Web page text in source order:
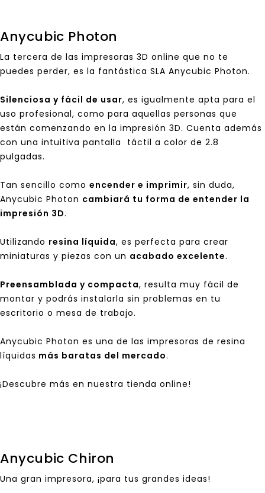
Anycubic Photon
La tercera de las impresoras 3D online que no te
puedes perder, es la fantástica SLA Anycubic Photon.
Silenciosa y fácil de usar, es igualmente apta para el
uso profesional, como para aquellas personas que
están comenzando en la impresión 3D. Cuenta además
con una intuitiva pantalla táctil a color de 2.8
pulgadas.
Tan sencillo como encender e imprimir, sin duda,
Anycubic Photon cambiará tu forma de entender la
impresión 3D.
Utilizando resina líquida, es perfecta para crear
miniaturas y piezas con un acabado excelente.
Preensamblada y compacta, resulta muy fácil de
montar y podrás instalarla sin problemas en tu
escritorio o mesa de trabajo.
Anycubic Photon es una de las impresoras de resina
líquidas más baratas del mercado.
¡Descubre más en nuestra tienda online!
Anycubic Chiron
Una gran impresora, ¡para tus grandes ideas!